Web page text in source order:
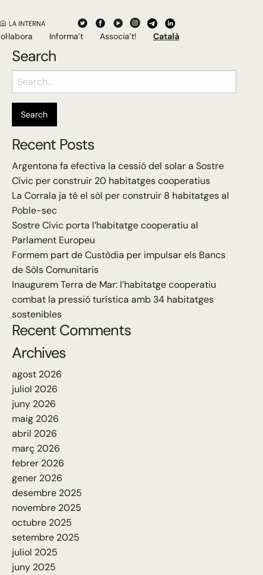
Col·labora Informa’t Associa’t! Català
Search
Search
for:
Recent Posts
Argentona fa efectiva la cessió del solar a Sostre
Cívic per construir 20 habitatges cooperatius
La Corrala ja té el sòl per construir 8 habitatges al
Poble-sec
Sostre Cívic porta l’habitatge cooperatiu al
Parlament Europeu
Formem part de Custòdia per impulsar els Bancs
de Sòls Comunitaris
Inaugurem Terra de Mar: l’habitatge cooperatiu
combat la pressió turística amb 34 habitatges
sostenibles
Recent Comments
Archives
agost 2026
juliol 2026
juny 2026
maig 2026
abril 2026
març 2026
febrer 2026
gener 2026
desembre 2025
novembre 2025
octubre 2025
setembre 2025
juliol 2025
juny 2025